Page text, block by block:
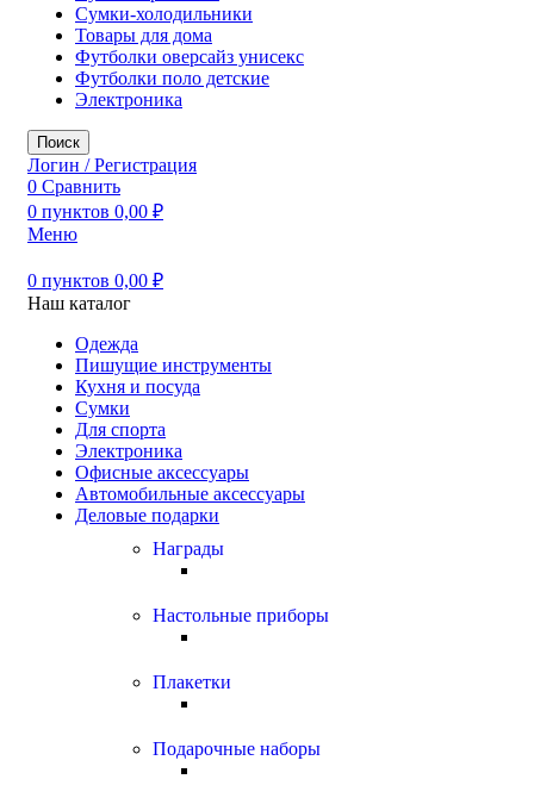
Сумки-холодильники
Товары для дома
Футболки оверсайз унисекс
Футболки поло детские
Электроника
Поиск
Логин / Регистрация
0 Сравнить
0 пунктов 0,00 ₽
Меню
0 пунктов 0,00 ₽
Наш каталог
Одежда
Пишущие инструменты
Кухня и посуда
Сумки
Для спорта
Электроника
Офисные аксессуары
Автомобильные аксессуары
Деловые подарки
Награды
Настольные приборы
Плакетки
Подарочные наборы